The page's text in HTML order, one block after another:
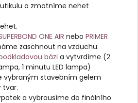
a zmatníme nehet
ONE AIR nebo PRIMER
zaschnout na vzduchu.
bázi a vytvrdíme (2
1 minutu LED lampa)
vybraným stavebním gelem
tvar.
a vybrousíme do finálního